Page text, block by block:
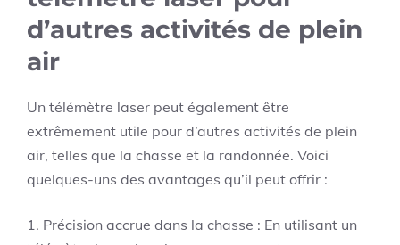
d’autres activités de plein
air
Un télémètre laser peut également être
extrêmement utile pour d’autres activités de plein
air, telles que la chasse et la randonnée. Voici
quelques-uns des avantages qu’il peut offrir :
1. Précision accrue dans la chasse : En utilisant un